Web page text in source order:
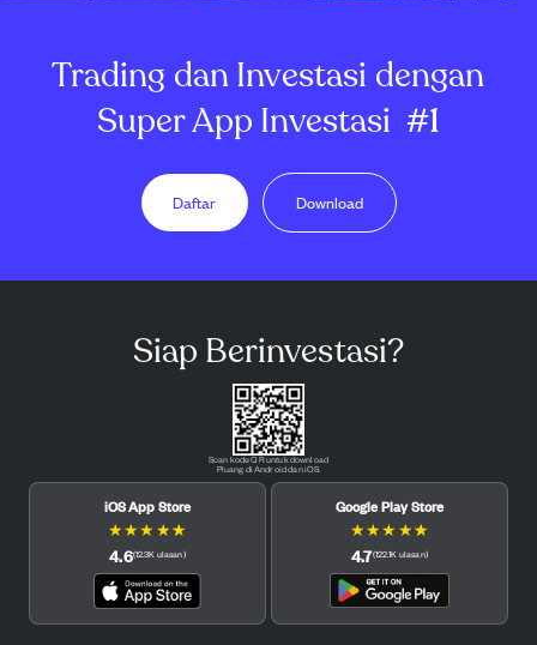
Trading dan Investasi dengan
Super App Investasi #1
Daftar Download
Siap Berinvestasi?
Scan kode QR untuk download
Pluang di Android dan iOS.
iOS App Store
★★★ ★★
4.6(12.3K ulasan)
Google Play Store
★★★ ★★
4.7(122.1K ulasan)